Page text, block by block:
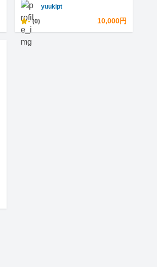
yuukipt
- (0) 10,000円